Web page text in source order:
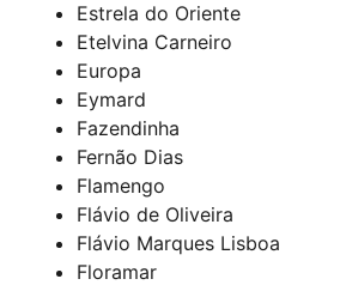
Estrela do Oriente
Etelvina Carneiro
Europa
Eymard
Fazendinha
Fernão Dias
Flamengo
Flávio de Oliveira
Flávio Marques Lisboa
Floramar